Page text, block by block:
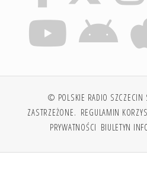
© POLSKIE RADIO SZCZECIN
ZASTRZEŻONE. REGULAMIN
PRYWATNOŚCI BIULETYN